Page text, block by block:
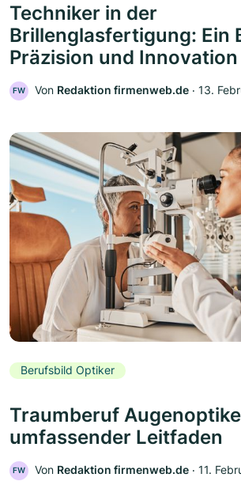
Techniker in der
Brillenglasfertigung: Ein
Präzision und Innovation
FW Von Redaktion firmenweb.de ‧ 13.
Berufsbild Optiker
Traumberuf
umfassender Leitfaden
FW Von Redaktion firmenweb.de ‧ 11.